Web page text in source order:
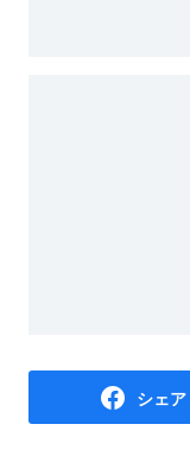
シェア